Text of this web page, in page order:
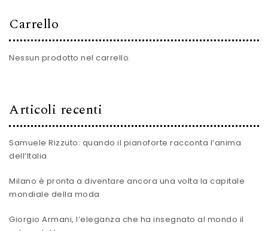
Carrello
Nessun prodotto nel carrello.
Articoli recenti
Samuele Rizzuto: quando il pianoforte racconta l’anima
dell’Italia
Milano è pronta a diventare ancora una volta la capitale
mondiale della moda
Giorgio Armani, l’eleganza che ha insegnato al mondo il